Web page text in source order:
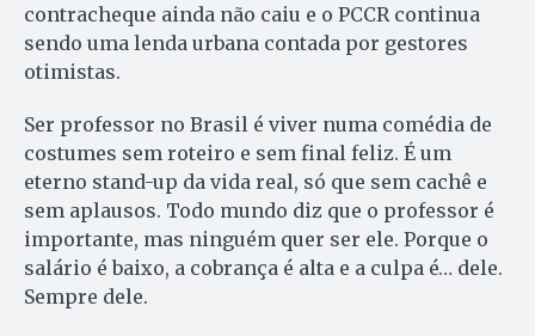
contracheque ainda não caiu e o PCCR continua
sendo uma lenda urbana contada por gestores
otimistas.
Ser professor no Brasil é viver numa comédia de
costumes sem roteiro e sem final feliz. É um
eterno stand-up da vida real, só que sem cachê e
sem aplausos. Todo mundo diz que o professor é
importante, mas ninguém quer ser ele. Porque o
salário é baixo, a cobrança é alta e a culpa é… dele.
Sempre dele.